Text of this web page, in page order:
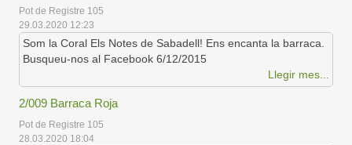
Pot de Registre 105
29.03.2020 12:23
Som la Coral Els Notes de Sabadell! Ens encanta la barraca.
Busqueu-nos al Facebook 6/12/2015
Llegir mes...
2/009 Barraca Roja
Pot de Registre 105
28.03.2020 18:04